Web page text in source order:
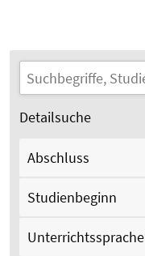
Detailsuche
Abschluss
Studienbeginn
Unterrichtssprache